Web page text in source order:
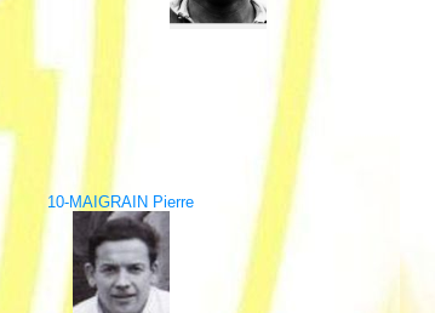
10-MAIGRAIN Pierre